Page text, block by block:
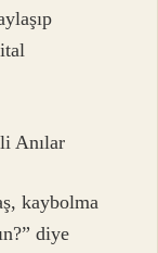
Anılar
kaybolma
diye